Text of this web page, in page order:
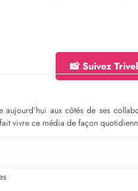
📸 Suivez
aux côtés de ses
vivre ce média de façon